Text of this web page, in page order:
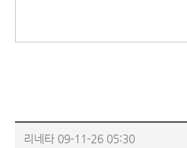
리네타 09-11-26 05:30